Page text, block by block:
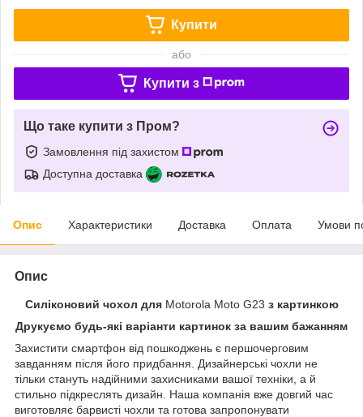
Купити
або
Купити з
Що таке купити з Пром?
Замовлення під захистом
Доступна доставка
Опис Характеристики Доставка Оплата Умови
Опис
Силіконовий чохол для Motorola Moto G23 з картинкою
Друкуємо будь-які варіанти картинок за вашим бажанням
Захистити смартфон від пошкоджень є першочерговим
завданням після його придбання. Дизайнерські чохли не
тільки стануть надійними захисниками вашої техніки, а й
стильно підкреслять дизайн. Наша компанія вже довгий час
виготовляє барвисті чохли та готова запропонувати